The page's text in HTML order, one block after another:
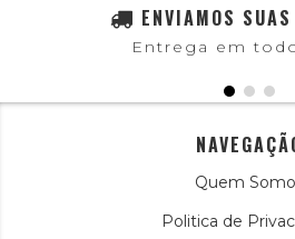
ENVIAMOS
Entrega em
Quem
Politica de